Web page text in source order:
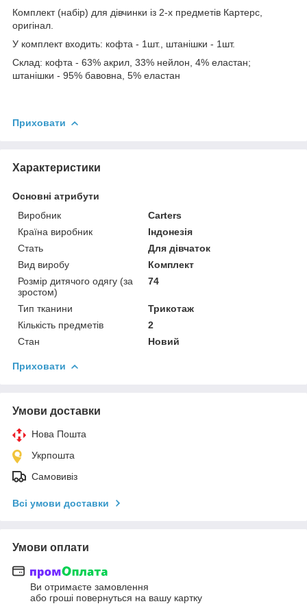
Комплект (набір) для дівчинки із 2-х предметів Картерс,
оригінал.
У комплект входить: кофта - 1шт., штанішки - 1шт.
Склад: кофта - 63% акрил, 33% нейлон, 4% еластан;
штанішки - 95% бавовна, 5% еластан
Приховати
Характеристики
Основні атрибути
Виробник
Carters
Країна виробник
Індонезія
Стать
Для дівчаток
Вид виробу
Комплект
Розмір дитячого одягу (за
зростом)
74
Тип тканини
Трикотаж
Кількість предметів
2
Стан
Новий
Приховати
Умови доставки
Нова Пошта
Укрпошта
Самовивіз
Всі умови доставки
Умови оплати
Ви отримаєте замовлення
або гроші повернуться на вашу картку